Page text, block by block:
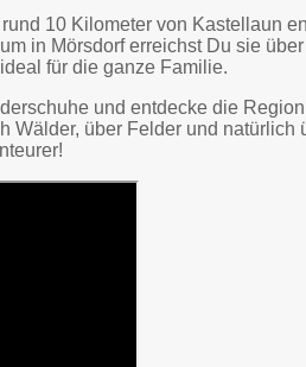
10 Kilometer von Kastellaun
in Mörsdorf erreichst Du sie
für die ganze Familie.
und entdecke die
Wälder, über Felder und natürlich